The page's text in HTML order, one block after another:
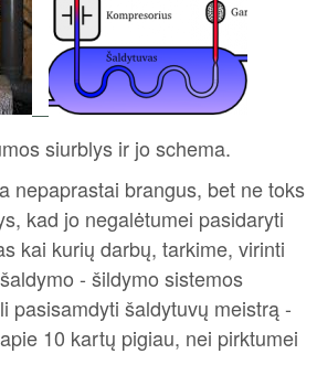
siurblys ir jo schema.
nepaprastai brangus, bet ne toks
kad jo negalėtumei pasidaryti
kai kurių darbų, tarkime, virinti
- šildymo sistemos
pasisamdyti šaldytuvų meistrą -
10 kartų pigiau, nei pirktumei